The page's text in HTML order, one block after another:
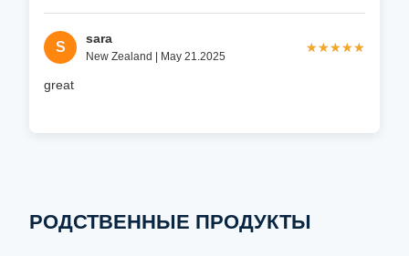
S
sara
New Zealand | May 21.2025
★★★★★
★★★★★
great
РОДСТВЕННЫЕ ПРОДУКТЫ